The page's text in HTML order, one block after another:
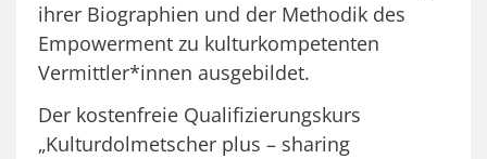
ihrer Biographien und der Methodik des
Empowerment zu kulturkompetenten
Vermittler*innen ausgebildet.
Der kostenfreie Qualifizierungskurs
„Kulturdolmetscher plus – sharing